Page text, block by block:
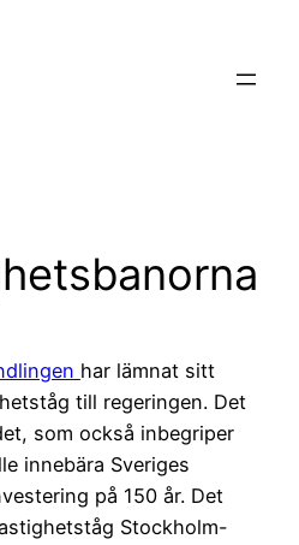
har lämnat sitt
till regeringen. Det
som också inbegriper
innebära Sveriges
på 150 år. Det
Stockholm-